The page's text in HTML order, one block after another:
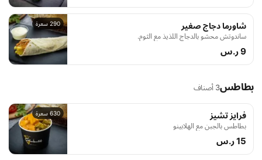
290 سعرة شاورما دجاج صغير
ساندوتش محشو بالدجاج اللذيذ مع الثوم.
9 ر.س
بطاطس3 أصناف
630 سعرة فرايز تشيز
بطاطس بالجبن مع الهلابينو
15 ر.س